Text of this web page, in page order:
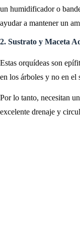
un humidificador o
ayudar a mantener un
2. Sustrato y Maceta
Estas orquídeas son
en los árboles y no en el
Por lo tanto, necesitan
excelente drenaje y